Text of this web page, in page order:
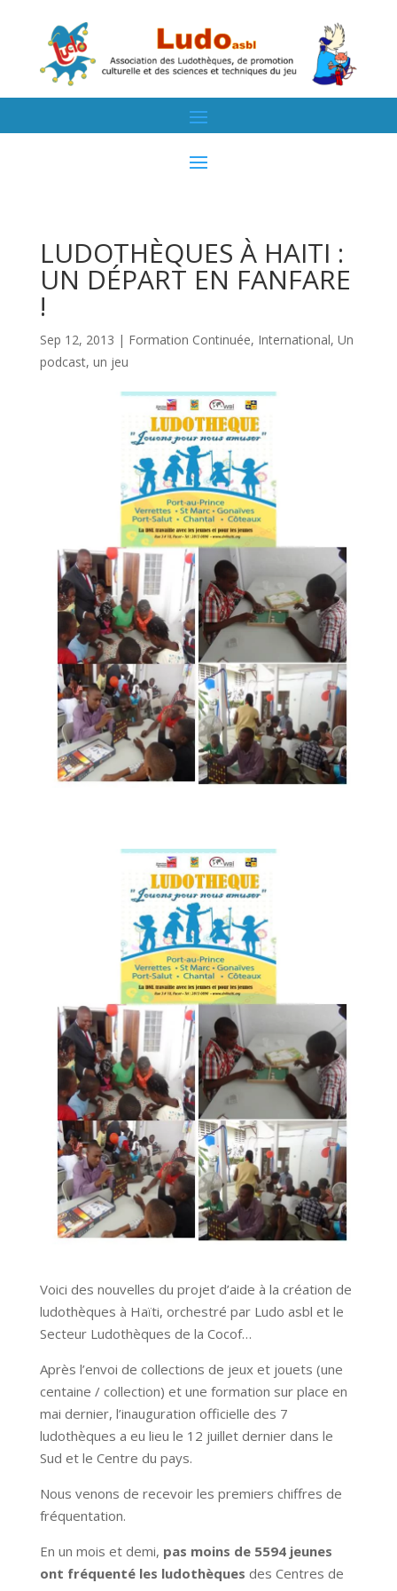
LUDOTHÈQUES À HAITI :
UN DÉPART EN FANFARE
!
Sep 12, 2013 | Formation Continuée, International, Un
podcast, un jeu
Voici des nouvelles du projet d’aide à la création de
ludothèques à Haïti, orchestré par Ludo asbl et le
Secteur Ludothèques de la Cocof…
Après l’envoi de collections de jeux et jouets (une
centaine / collection) et une formation sur place en
mai dernier, l’inauguration officielle des 7
ludothèques a eu lieu le 12 juillet dernier dans le
Sud et le Centre du pays.
Nous venons de recevoir les premiers chiffres de
fréquentation.
En un mois et demi, pas moins de 5594 jeunes
ont fréquenté les ludothèques des Centres de